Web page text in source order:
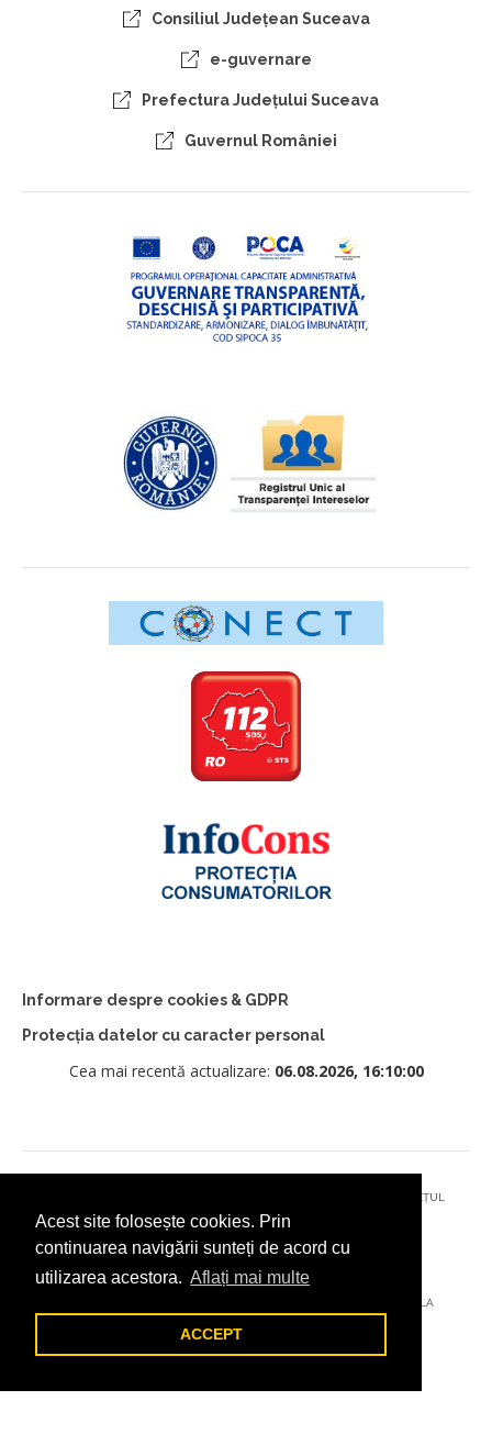
Acest site folosește cookies. Prin
continuarea navigării sunteți de acord cu
utilizarea acestora. Aflați mai multe
ACCEPT
Consiliul Judeţean Suceava
e-guvernare
Prefectura Judeţului Suceava
Guvernul României
Informare despre cookies & GDPR
Protecția datelor cu caracter personal
Cea mai recentă actualizare: 06.08.2026, 16:10:00
© 2026 - PRIMĂRIA MUNICIPIULUI CÂMPULUNG MOLDOVENESC, JUDEȚUL
SUCEAVA
AȚI ÎNTÂMPINAT O PROBLEMĂ TEHNICĂ? TRIMITEȚI-NE UN EMAIL LA
DIGITAL@ADDICTAD.RO